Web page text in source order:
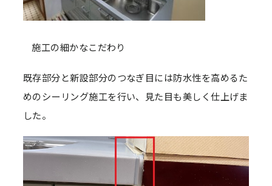
施工の細かなこだわり
既存部分と新設部分のつなぎ目には防水性を高めるた
めのシーリング施工を行い、見た目も美しく仕上げま
した。